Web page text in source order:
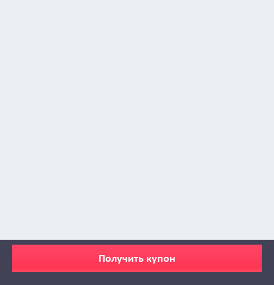
Получить купон